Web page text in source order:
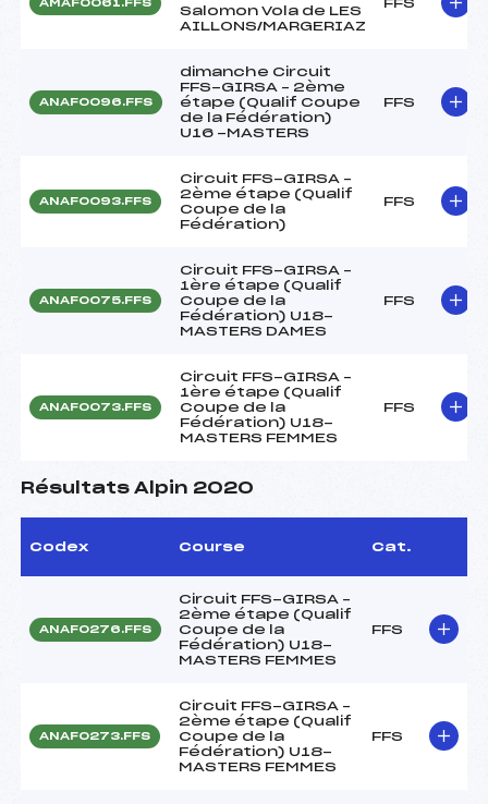
AMAF0061.FFS
Salomon Vola de LES
AILLONS/MARGERIAZ
FFS
ANAF0096.FFS
dimanche Circuit
FFS-GIRSA – 2ème
étape (Qualif Coupe
de la Fédération)
U16 -MASTERS
FFS
ANAF0093.FFS
Circuit FFS-GIRSA –
2ème étape (Qualif
Coupe de la
Fédération)
FFS
ANAF0075.FFS
Circuit FFS-GIRSA –
1ère étape (Qualif
Coupe de la
Fédération) U18-
MASTERS DAMES
FFS
ANAF0073.FFS
Circuit FFS-GIRSA –
1ère étape (Qualif
Coupe de la
Fédération) U18-
MASTERS FEMMES
FFS
Résultats Alpin 2020
Codex Course Cat.
ANAF0276.FFS
Circuit FFS-GIRSA –
2ème étape (Qualif
Coupe de la
Fédération) U18-
MASTERS FEMMES
FFS
ANAF0273.FFS
Circuit FFS-GIRSA –
2ème étape (Qualif
Coupe de la
Fédération) U18-
MASTERS FEMMES
FFS